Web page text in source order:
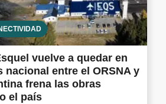
vuelve a quedar en
entre el ORSNA y
frena las obras
el país